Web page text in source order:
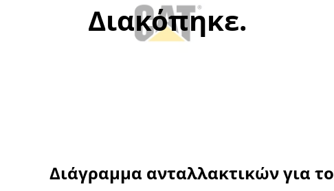
Διακόπηκε.
Διάγραμμα ανταλλακτικών για το